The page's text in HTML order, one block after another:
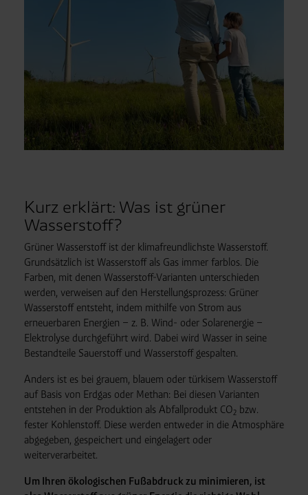
Kurz erklärt: Was ist grüner
Wasserstoff?
Grüner Wasserstoff ist der klimafreundlichste Wasserstoff.
Grundsätzlich ist Wasserstoff als Gas immer farblos. Die
Farben, mit denen Wasserstoff-Varianten unterschieden
werden, verweisen auf den Herstellungsprozess: Grüner
Wasserstoff entsteht, indem mithilfe von Strom aus
erneuerbaren Energien – z. B. Wind- oder Solarenergie –
Elektrolyse durchgeführt wird. Dabei wird Wasser in seine
Bestandteile Sauerstoff und Wasserstoff gespalten.
Anders ist es bei grauem, blauem oder türkisem Wasserstoff
auf Basis von Erdgas oder Methan: Bei diesen Varianten
entstehen in der Produktion als Abfall produkt CO2bzw.
fester Kohlenstoff. Diese werden entweder in die Atmosphäre
abgegeben, gespeichert und eingelagert oder
weiterverarbeitet.
Um Ihren ökologischen Fußabdruck zu minimieren, ist